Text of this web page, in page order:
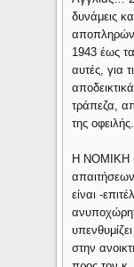
δυνάμεις
1943 έως
αυτές, για
τράπεζα,
της οφειλής.
Η ΝΟΜΙΚΗ
απαιτήσεων
είναι -
στην